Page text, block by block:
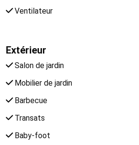
Ventilateur
Extérieur
Salon de jardin
Mobilier de jardin
Barbecue
Transats
Baby-foot